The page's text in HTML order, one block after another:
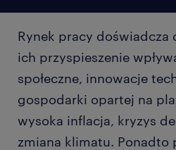
Rynek pracy doświadcza
ich przyspieszenie
społeczne, innowacje
gospodarki opartej na
wysoka inflacja, kryzys
zmiana klimatu. Ponadto